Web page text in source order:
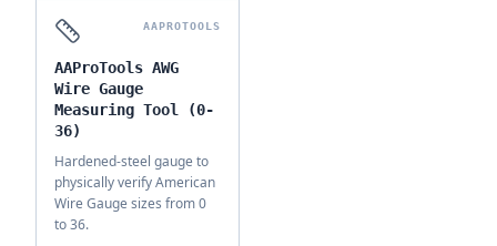
AAPROTOOLS
AAProTools AWG
Wire Gauge
Measuring Tool (0-
36)
Hardened-steel gauge to
physically verify American
Wire Gauge sizes from 0
to 36.